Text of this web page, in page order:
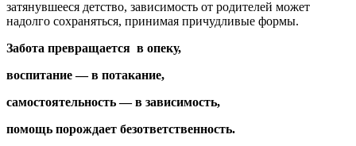
затянувшееся детство, зависимость от родителей может
надолго сохраняться, принимая причудливые формы.
Забота превращается в опеку,
воспитание — в потакание,
самостоятельность — в зависимость,
помощь порождает безответственность.